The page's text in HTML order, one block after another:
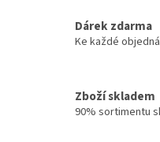
Dárek zdarma
Ke každé
Zboží skladem
90% sortimentu